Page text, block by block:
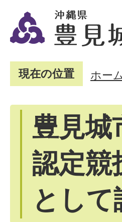
現在の位置 ホー
豊見城
認定競
とし